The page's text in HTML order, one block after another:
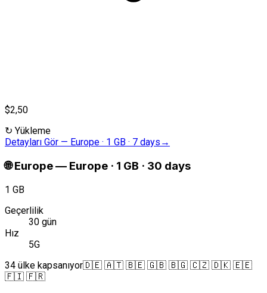
$2,50
↻ Yükleme
Detayları Gör — Europe · 1 GB · 7 days →
🌐 Europe— Europe · 1 GB · 30 days
1 GB
Geçerlilik
30 gün
Hız
5G
34 ülke kapsanıyor🇩🇪 🇦🇹 🇧🇪 🇬🇧 🇧🇬 🇨🇿 🇩🇰 🇪🇪
🇫🇮 🇫🇷